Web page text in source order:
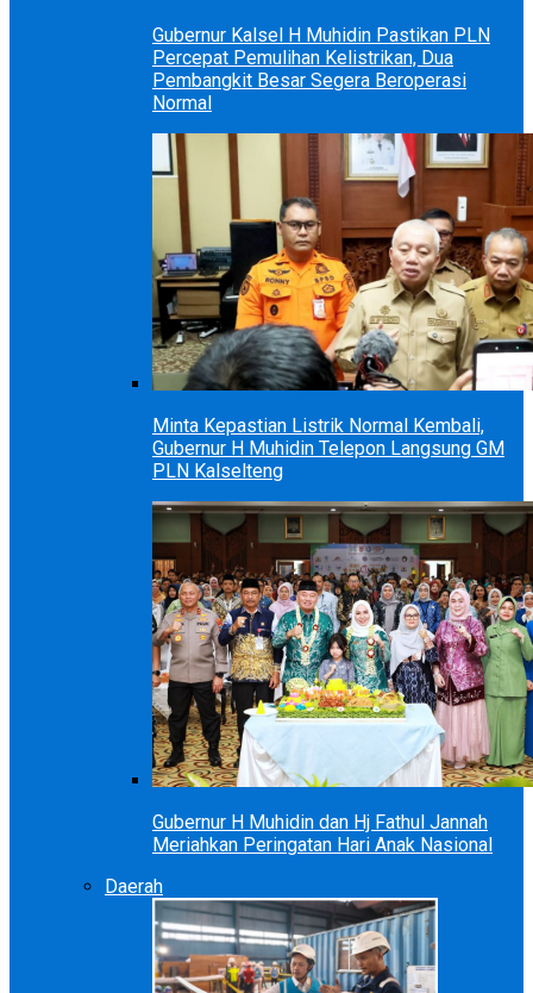
Gubernur Kalsel H Muhidin Pastikan PLN
Percepat Pemulihan Kelistrikan, Dua
Pembangkit Besar Segera Beroperasi
Normal
Minta Kepastian Listrik Normal Kembali,
Gubernur H Muhidin Telepon Langsung GM
PLN Kalselteng
Gubernur H Muhidin dan Hj Fathul Jannah
Meriahkan Peringatan Hari Anak Nasional
Daerah